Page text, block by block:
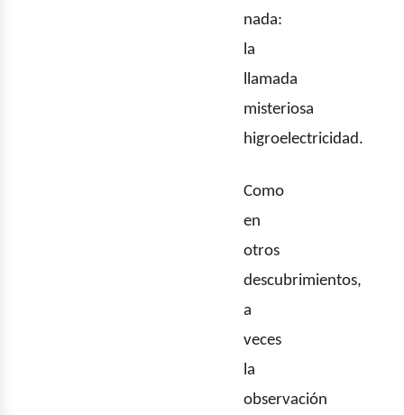
nada:
la
llamada
misteriosa
higroelectricidad.
Como
en
otros
descubrimientos,
a
veces
la
observación